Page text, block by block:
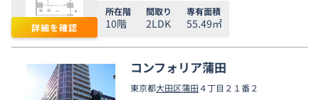
詳細を確認
所在階
10階
間取り
2LDK
専有面積
55.49㎡
コンフォリア蒲田
東京都大田区蒲田４丁目２１番２